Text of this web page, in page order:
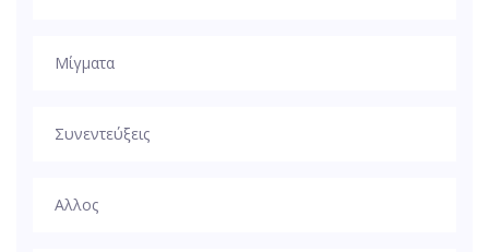
Μίγματα
Συνεντεύξεις
Αλλος